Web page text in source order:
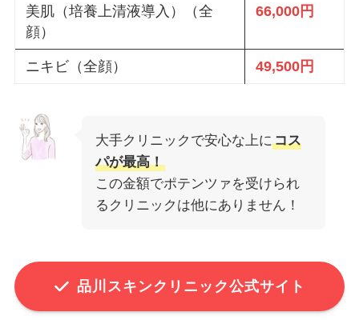
美肌（培養上清液導入）（全
顔）
66,000円
ニキビ（全顔） 49,500円
大手クリニックで安心な上にコス
パが最高！
この金額でポテンツァを受けられ
るクリニックは他にありません！
品川スキンクリニック公式サイト